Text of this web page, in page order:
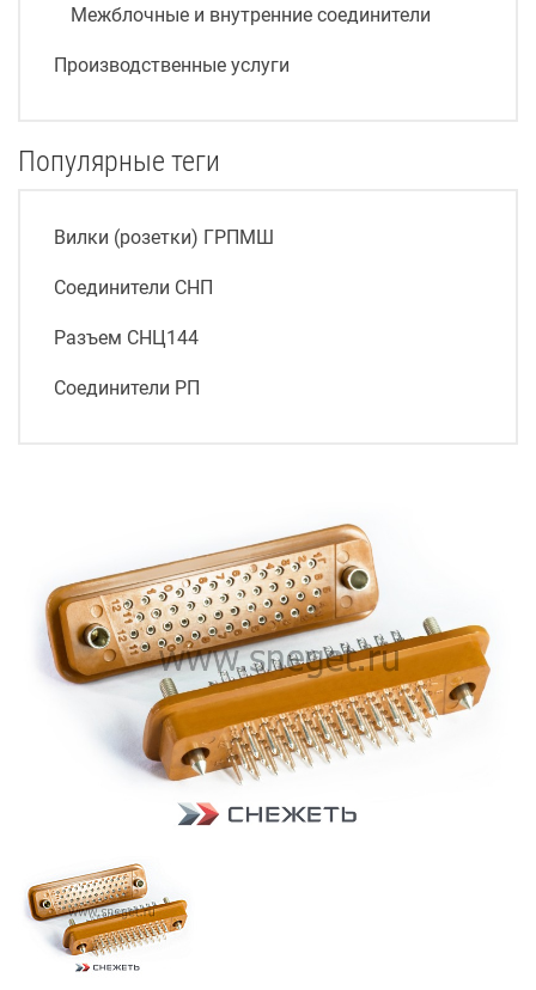
Межблочные и внутренние соединители
Производственные услуги
Популярные теги
Вилки (розетки) ГРПМШ
Соединители СНП
Разъем СНЦ144
Соединители РП